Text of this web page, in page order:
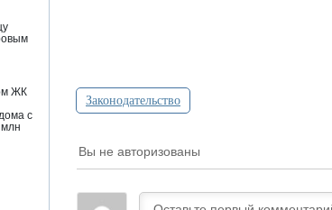
ЖК
с
Законодательство
Вы не авторизованы